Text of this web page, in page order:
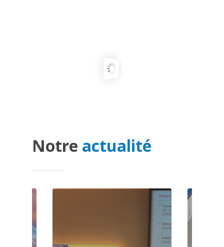
Notre actualité